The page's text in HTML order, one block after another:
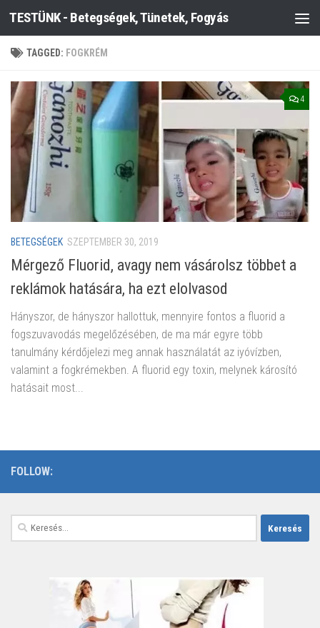
Skip to content
TESTÜNK - Betegségek, Tünetek, Fogyás
TAGGED: FOGKRÉM
4
BETEGSÉGEK SZEPTEMBER 30, 2019
Mérgező Fluorid, avagy nem vásárolsz többet a
reklámok hatására, ha ezt elolvasod
Hányszor, de hányszor hallottuk, mennyire fontos a fluorid a
fogszuvavodás megelőzésében, de ma már egyre több
tanulmány kérdőjelezi meg annak használatát az iyóvízben,
valamint a fogkrémekben. A fluorid egy toxin, melynek károsító
hatásait most...
FOLLOW:
Keresés: